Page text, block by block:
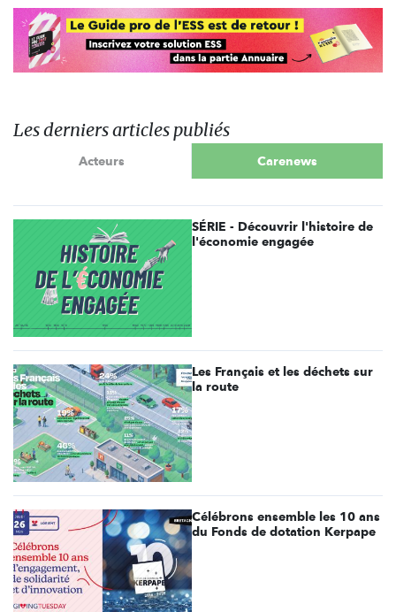
Les derniers articles publiés
Acteurs Carenews
SÉRIE - Découvrir l'histoire de
l'économie engagée
Les Français et les déchets sur
la route
Célébrons ensemble les 10 ans
du Fonds de dotation Kerpape